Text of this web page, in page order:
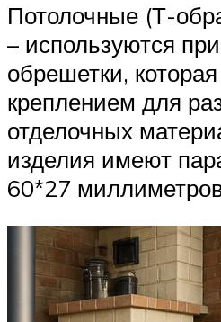
Потолочные (Т-
– используются
обрешетки,
креплением для
отделочных
изделия имеют
60*27